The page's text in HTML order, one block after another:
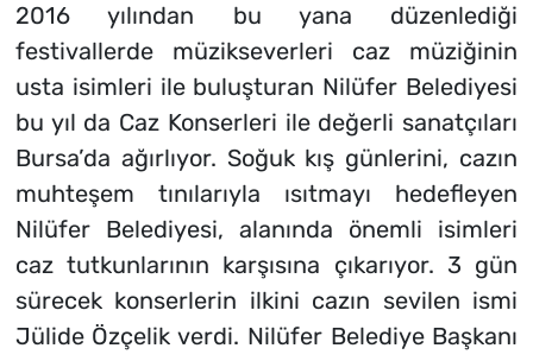
2016 yılından bu yana düzenlediği
festivallerde müzikseverleri caz müziğinin
usta isimleri ile buluşturan Nilüfer Belediyesi
bu yıl da Caz Konserleri ile değerli sanatçıları
Bursa’da ağırlıyor. Soğuk kış günlerini, cazın
muhteşem tınılarıyla ısıtmayı hedefleyen
Nilüfer Belediyesi, alanında önemli isimleri
caz tutkunlarının karşısına çıkarıyor. 3 gün
sürecek konserlerin ilkini cazın sevilen ismi
Jülide Özçelik verdi. Nilüfer Belediye Başkanı